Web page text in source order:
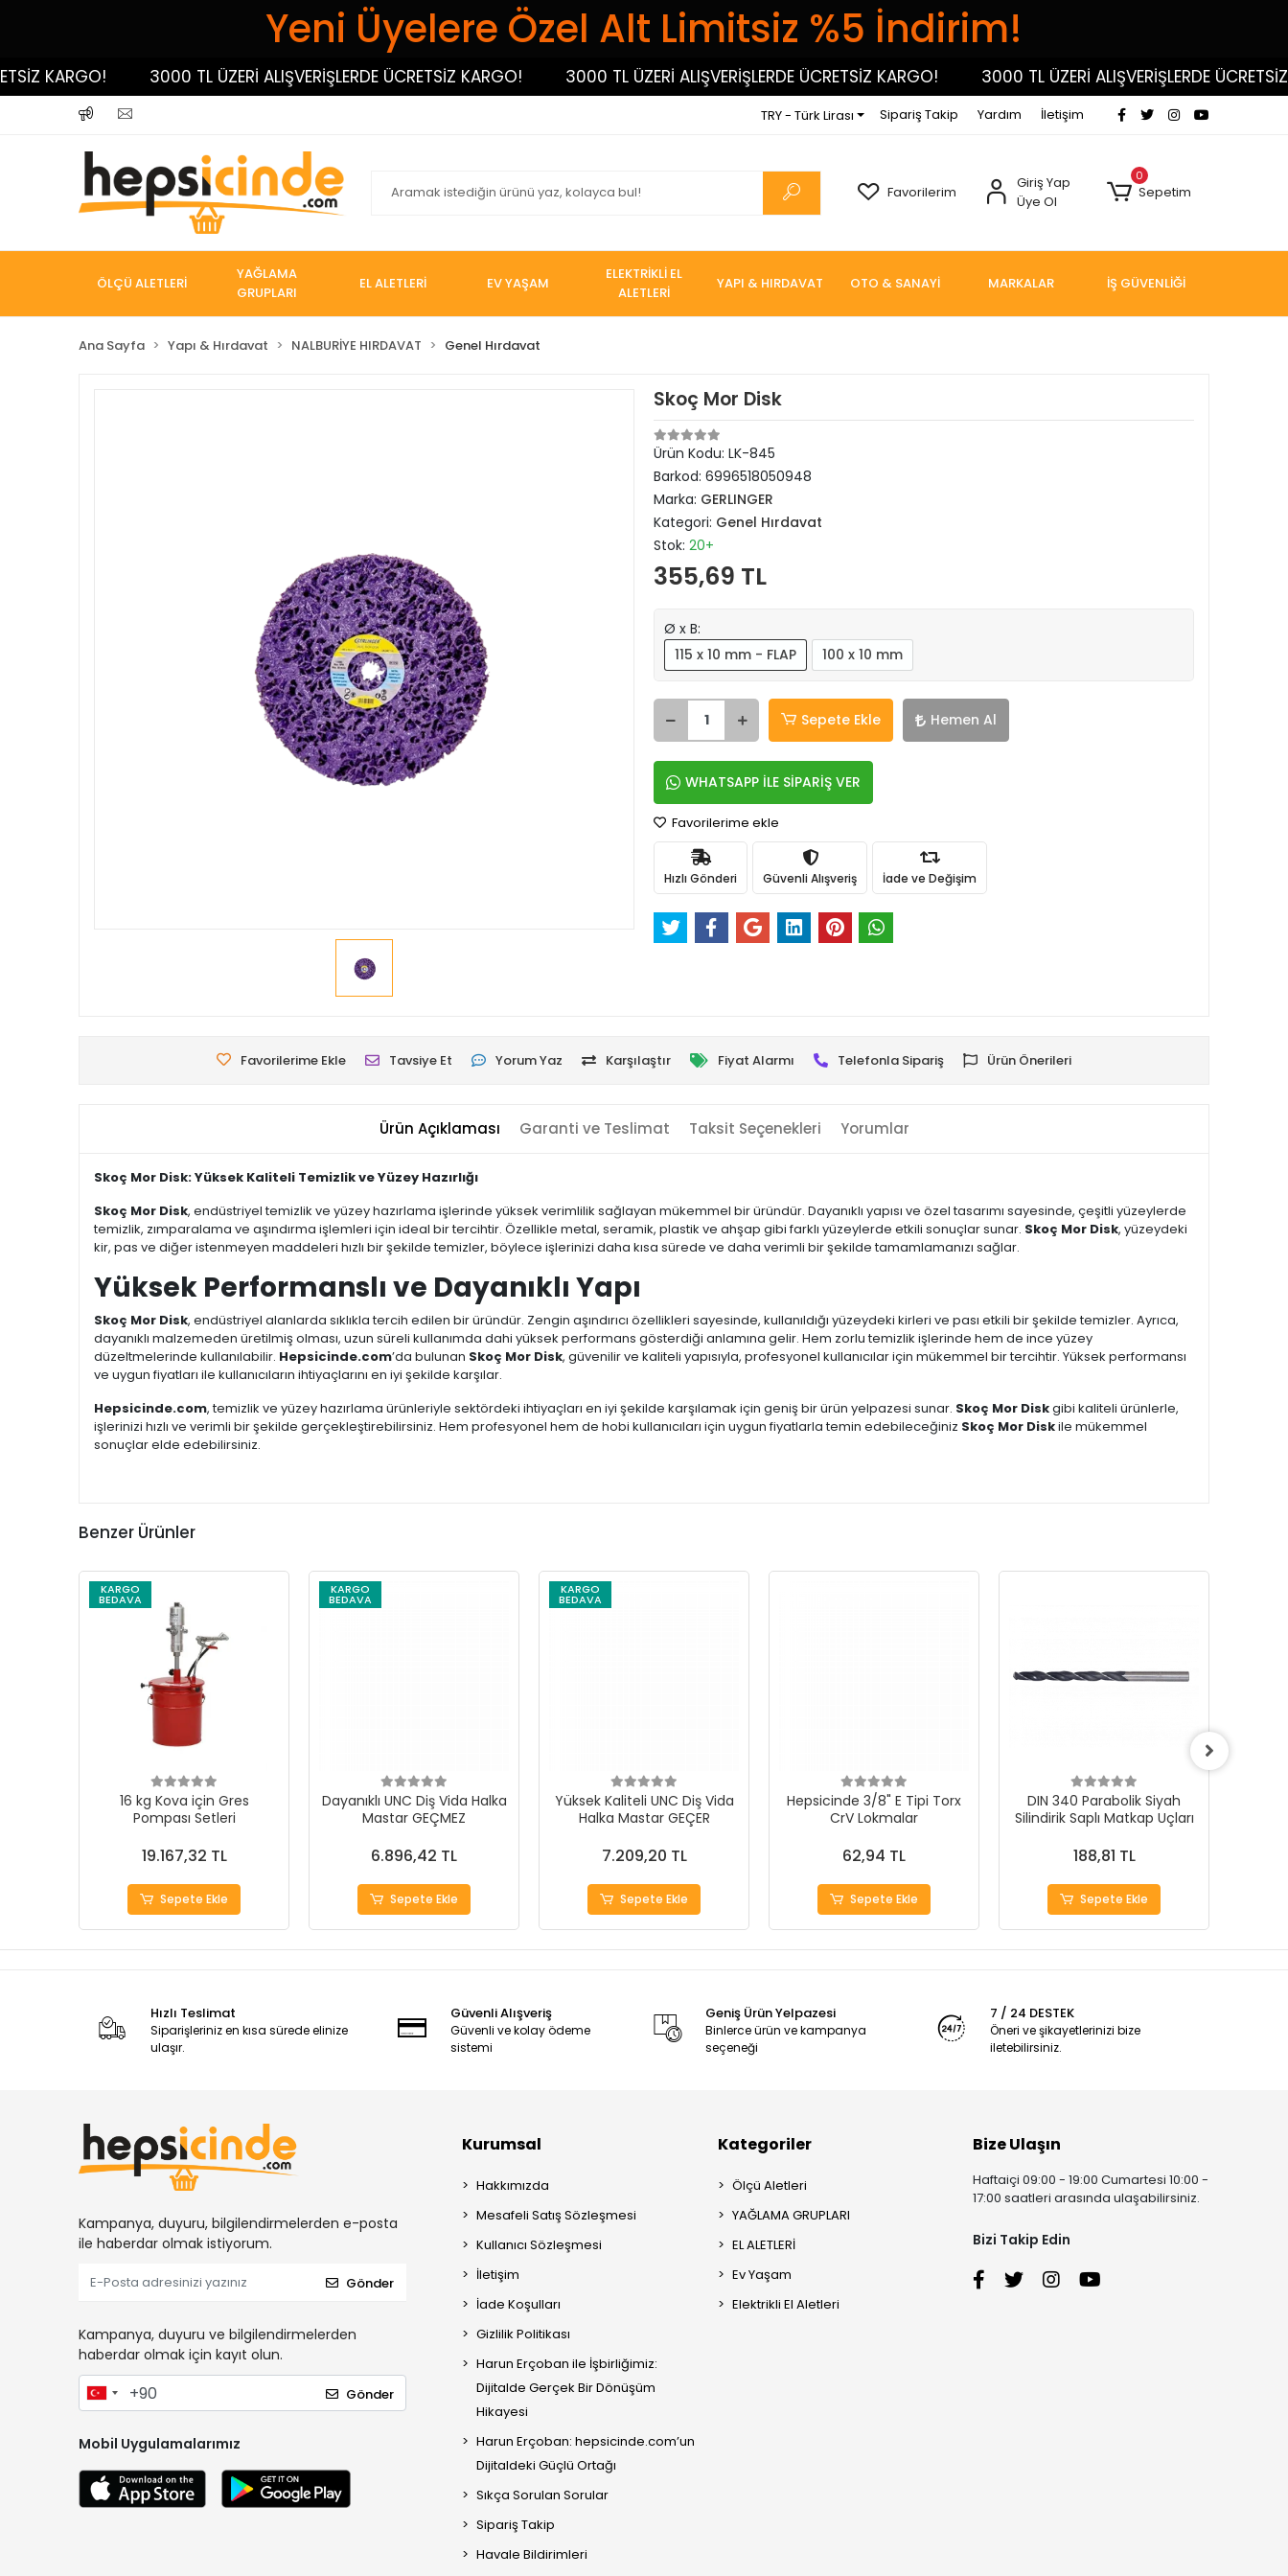
Yeni Üyelere Özel Alt Limitsiz %5 İndirim!
KARGO! 3000 TL ÜZERİ ALIŞVERİŞLERDE ÜCRETSİZ KARGO! 3000 TL ÜZERİ ALIŞVERİŞLERDE ÜCRETSİZ KARGO! 3000 TL ÜZERİ ALIŞVERİŞLERDE ÜCRETSİZ
TRY - Türk Lirası Sipariş Takip Yardım İletişim
Favorilerim
Giriş Yap
Üye Ol
0
Sepetim
ÖLÇÜ ALETLERİ
YAĞLAMA
GRUPLARI
EL ALETLERİ EV YAŞAM
ELEKTRİKLİ EL
ALETLERİ
YAPI & HIRDAVAT OTO & SANAYİ MARKALAR İŞ GÜVENLİĞİ
Ana Sayfa Yapı & Hırdavat NALBURİYE HIRDAVAT Genel Hırdavat
Skoç Mor Disk
Ürün Kodu: LK-845
Barkod: 6996518050948
Marka: GERLINGER
Kategori: Genel Hırdavat
Stok: 20+
355,69 TL
Ø x B:
115 x 10 mm - FLAP
100 x 10 mm
Sepete Ekle Hemen Al
WHATSAPP İLE SİPARİŞ VER
Favorilerime ekle
Hızlı Gönderi Güvenli Alışveriş İade ve Değişim
Favorilerime Ekle Tavsiye Et Yorum Yaz Karşılaştır Fiyat Alarmı Telefonla Sipariş Ürün Önerileri
Ürün Açıklaması Garanti ve Teslimat Taksit Seçenekleri Yorumlar
Skoç Mor Disk: Yüksek Kaliteli Temizlik ve Yüzey Hazırlığı
Skoç Mor Disk, endüstriyel temizlik ve yüzey hazırlama işlerinde yüksek verimlilik sağlayan mükemmel bir üründür. Dayanıklı yapısı ve özel tasarımı sayesinde, çeşitli yüzeylerde
temizlik, zımparalama ve aşındırma işlemleri için ideal bir tercihtir. Özellikle metal, seramik, plastik ve ahşap gibi farklı yüzeylerde etkili sonuçlar sunar. Skoç Mor Disk, yüzeydeki
kir, pas ve diğer istenmeyen maddeleri hızlı bir şekilde temizler, böylece işlerinizi daha kısa sürede ve daha verimli bir şekilde tamamlamanızı sağlar.
Yüksek Performanslı ve Dayanıklı Yapı
Skoç Mor Disk, endüstriyel alanlarda sıklıkla tercih edilen bir üründür. Zengin aşındırıcı özellikleri sayesinde, kullanıldığı yüzeydeki kirleri ve pası etkili bir şekilde temizler. Ayrıca,
dayanıklı malzemeden üretilmiş olması, uzun süreli kullanımda dahi yüksek performans gösterdiği anlamına gelir. Hem zorlu temizlik işlerinde hem de ince yüzey
düzeltmelerinde kullanılabilir. Hepsicinde.com’da bulunan Skoç Mor Disk, güvenilir ve kaliteli yapısıyla, profesyonel kullanıcılar için mükemmel bir tercihtir. Yüksek performansı
ve uygun fiyatları ile kullanıcıların ihtiyaçlarını en iyi şekilde karşılar.
Hepsicinde.com, temizlik ve yüzey hazırlama ürünleriyle sektördeki ihtiyaçları en iyi şekilde karşılamak için geniş bir ürün yelpazesi sunar. Skoç Mor Diskgibi kaliteli ürünlerle,
işlerinizi hızlı ve verimli bir şekilde gerçekleştirebilirsiniz. Hem profesyonel hem de hobi kullanıcıları için uygun fiyatlarla temin edebileceğiniz Skoç Mor Diskile mükemmel
sonuçlar elde edebilirsiniz.
Benzer Ürünler
KARGO
BEDAVA
16 kg Kova için Gres
Pompası Setleri
19.167,32 TL
Sepete Ekle
KARGO
BEDAVA
Dayanıklı UNC Diş Vida Halka
Mastar GEÇMEZ
6.896,42 TL
Sepete Ekle
KARGO
BEDAVA
Yüksek Kaliteli UNC Diş Vida
Halka Mastar GEÇER
7.209,20 TL
Sepete Ekle
Hepsicinde 3/8" E Tipi Torx
CrV Lokmalar
62,94 TL
Sepete Ekle
DIN 340 Parabolik Siyah
Silindirik Saplı Matkap Uçları
188,81 TL
Sepete Ekle
Hızlı Teslimat
Siparişleriniz en kısa sürede elinize
ulaşır.
Güvenli Alışveriş
Güvenli ve kolay ödeme
sistemi
Geniş Ürün Yelpazesi
Binlerce ürün ve kampanya
seçeneği
7 / 24 DESTEK
Öneri ve şikayetlerinizi bize
iletebilirsiniz.
Kampanya, duyuru, bilgilendirmelerden e-posta
ile haberdar olmak istiyorum.
Gönder
Kampanya, duyuru ve bilgilendirmelerden
haberdar olmak için kayıt olun.
Gönder
Mobil Uygulamalarımız
Kurumsal
Hakkımızda
Mesafeli Satış Sözleşmesi
Kullanıcı Sözleşmesi
İletişim
İade Koşulları
Gizlilik Politikası
Harun Erçoban ile İşbirliğimiz:
Dijitalde Gerçek Bir Dönüşüm
Hikayesi
Harun Erçoban: hepsicinde.com’un
Dijitaldeki Güçlü Ortağı
Sıkça Sorulan Sorular
Sipariş Takip
Havale Bildirimleri
Kategoriler
Ölçü Aletleri
YAĞLAMA GRUPLARI
EL ALETLERİ
Ev Yaşam
Elektrikli El Aletleri
Bize Ulaşın
Haftaiçi 09:00 - 19:00 Cumartesi 10:00 -
17:00 saatleri arasında ulaşabilirsiniz.
Bizi Takip Edin